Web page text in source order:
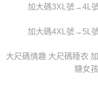
加大碼3XL號→4L
加大碼4XL號→5L
大尺碼情趣 大尺碼睡衣
糖女